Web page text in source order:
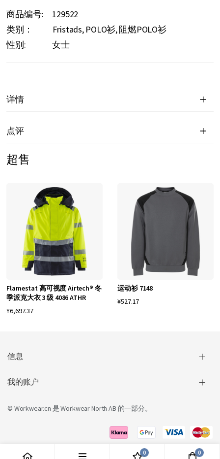
商品编号
129522
类别：
Fristads POLO衫 阻燃POLO衫
性别:
女士
详情
点评
超售
Flamestat 高可视度 Airtech® 冬
季派克大衣 3 级 4086 ATHR
¥6,697.37
运动衫 7148
¥527.17
信息
我的账户
© Workwear.cn 是Workwear North AB 的一部分。
0 0